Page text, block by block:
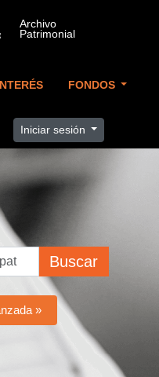
FONDOS
Iniciar sesión
Buscar
»